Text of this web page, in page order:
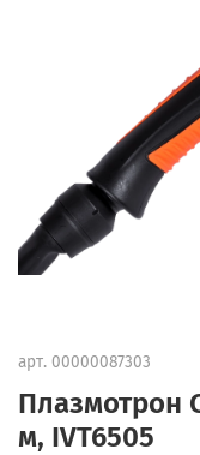
арт. 00000087303
Плазмотрон
м, IVT6505